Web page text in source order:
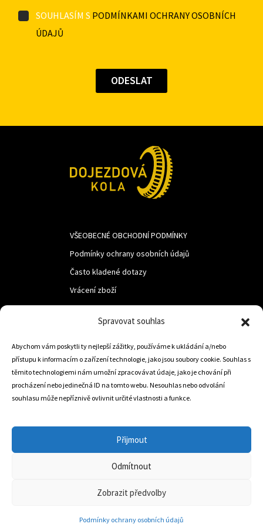
Spravovat souhlas
Abychom vám poskytli ty nejlepší zážitky, používáme k ukládání a/nebo
přístupu k informacím o zařízení technologie, jako jsou soubory cookie. Souhlas s
těmito technologiemi nám umožní zpracovávat údaje, jako je chování při
procházení nebo jedinečná ID na tomto webu. Nesouhlas nebo odvolání
souhlasu může nepříznivě ovlivnit určité vlastnosti a funkce.
Přijmout
Odmítnout
Zobrazit předvolby
Podmínky ochrany osobních údajů
SOUHLASÍM S PODMÍNKAMI OCHRANY OSOBNÍCH
ÚDAJŮ
VŠEOBECNÉ OBCHODNÍ PODMÍNKY
Podmínky ochrany osobních údajů
Často kladené dotazy
Vrácení zboží
LUF s.r.o.
Nám. M.R.Štefanika 518,
Trstená 02801
info@dojezdovakola.com